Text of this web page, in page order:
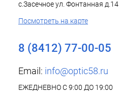
с.Засечное ул. Фонтанная д.14
Посмотреть на карте
8 (8412) 77-00-05
Email: info@optic58.ru
ЕЖЕДНЕВНО С 9:00 ДО 19:00